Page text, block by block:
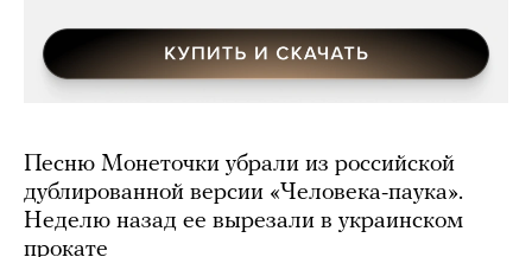
Песню Монеточки убрали из российской
дублированной версии «Человека-паука».
Неделю назад ее вырезали в украинском
прокате